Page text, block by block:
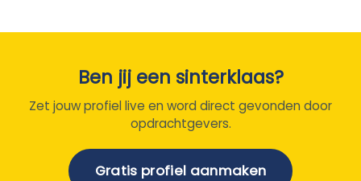
Ben jij een sinterklaas?
Zet jouw profiel live en word direct gevonden door
opdrachtgevers.
Gratis profiel aanmaken